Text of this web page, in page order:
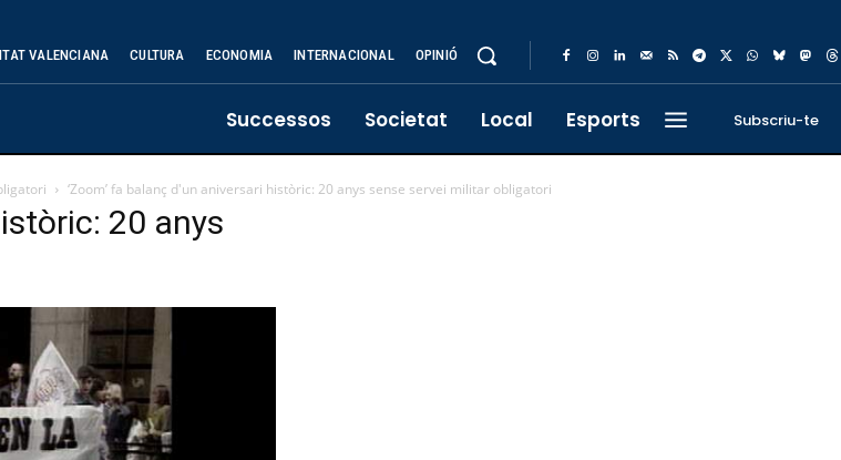
VALENCIANA CULTURA ECONOMIA INTERNACIONAL OPINIÓ
Successos Societat Local Esports Subscriu-te
‘Zoom’ fa balanç d'un aniversari històric: 20 anys sense servei militar obligatori
20 anys